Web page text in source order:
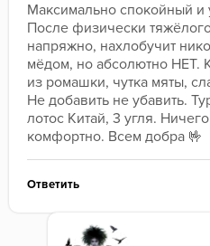
Максимально спокойный
После физически
напряжно, нахлобучит
мёдом, но абсолютно НЕТ.
из ромашки, чутка мяты,
Не добавить не убавить.
лотос Китай, 3 угля.
комфортно. Всем добра 🤟
Ответить